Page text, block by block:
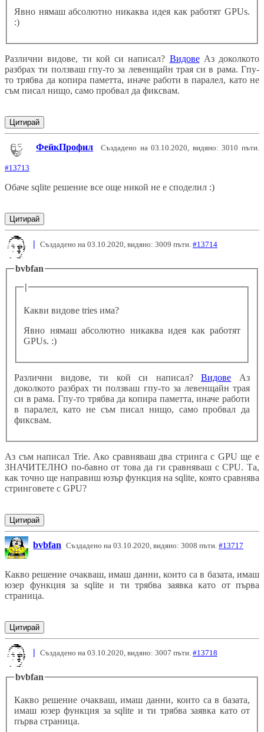
Явно нямаш абсолютно никаква идея как работят GPUs.
:)
Различни видове, ти кой си написал? ВидовеАз доколкото
разбрах ти ползваш гпу-то за левенщайн трая си в рама. Гпу-
то трябва да копира паметта, иначе работи в паралел, като не
съм писал нищо, само пробвал да фиксвам.
Цитирай
ФейкПрофил Създадено на 03.10.2020, видяно: 3010 пъти.
#13713
Обаче sqlite решение все още никой не е споделил :)
Цитирай
| Създадено на 03.10.2020, видяно: 3009 пъти. #13714
bvbfan
|
Какви видове tries има?
Явно нямаш абсолютно никаква идея как работят
GPUs. :)
Различни видове, ти кой си написал? Видове Аз
доколкото разбрах ти ползваш гпу-то за левенщайн трая
си в рама. Гпу-то трябва да копира паметта, иначе работи
в паралел, като не съм писал нищо, само пробвал да
фиксвам.
Аз съм написал Trie. Ако сравняваш два стринга с GPU ще е
ЗНАЧИТЕЛНО по-бавно от това да ги сравняваш с CPU. Та,
как точно ще направиш юзър функция на sqlite, която сравнява
стринговете с GPU?
Цитирай
bvbfan Създадено на 03.10.2020, видяно: 3008 пъти. #13717
Какво решение очакваш, имаш данни, които са в базата, имаш
юзер функция за sqlite и ти трябва заявка като от първа
страница.
Цитирай
| Създадено на 03.10.2020, видяно: 3007 пъти. #13718
bvbfan
Какво решение очакваш, имаш данни, които са в базата,
имаш юзер функция за sqlite и ти трябва заявка като от
първа страница.